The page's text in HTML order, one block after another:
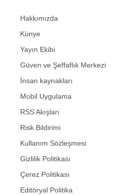
Hakkımızda
Künye
Yayın Ekibi
Güven ve Şeffaflık Merkezi
İnsan kaynakları
Mobil Uygulama
RSS Akışları
Risk Bildirimi
Kullanım Sözleşmesi
Gizlilik Politikası
Çerez Politikası
Editöryal Politika